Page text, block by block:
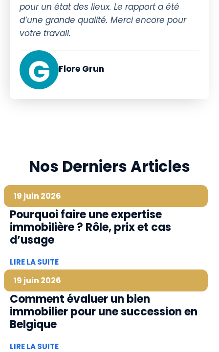
pour un état des lieux. Le rapport a été
d’une grande qualité. Merci encore pour
votre travail.
Flore Grun
Nos Derniers Articles
19 juin 2026
Pourquoi faire une expertise
immobilière ? Rôle, prix et cas
d’usage
LIRE LA SUITE
19 juin 2026
Comment évaluer un bien
immobilier pour une succession en
Belgique
LIRE LA SUITE